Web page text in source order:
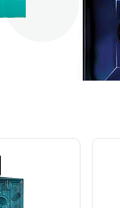
Versense